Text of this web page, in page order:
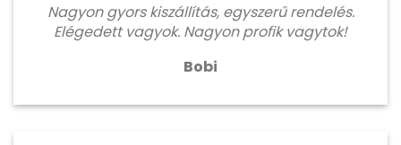
Nagyon gyors kiszállítás, egyszerű rendelés.
Elégedett vagyok. Nagyon profik vagytok!
Bobi